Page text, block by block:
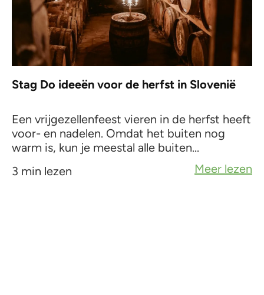
Stag Do ideeën voor de herfst in Slovenië
Een vrijgezellenfeest vieren in de herfst heeft
voor- en nadelen. Omdat het buiten nog
warm is, kun je meestal alle buiten...
3 min lezen
Meer lezen